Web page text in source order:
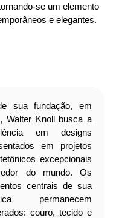
se um elemento
e elegantes.
sua fundação, em
Walter Knoll busca a
em designs
em projetos
excepcionais
do mundo. Os
centrais de sua
permanecem
couro, tecido e